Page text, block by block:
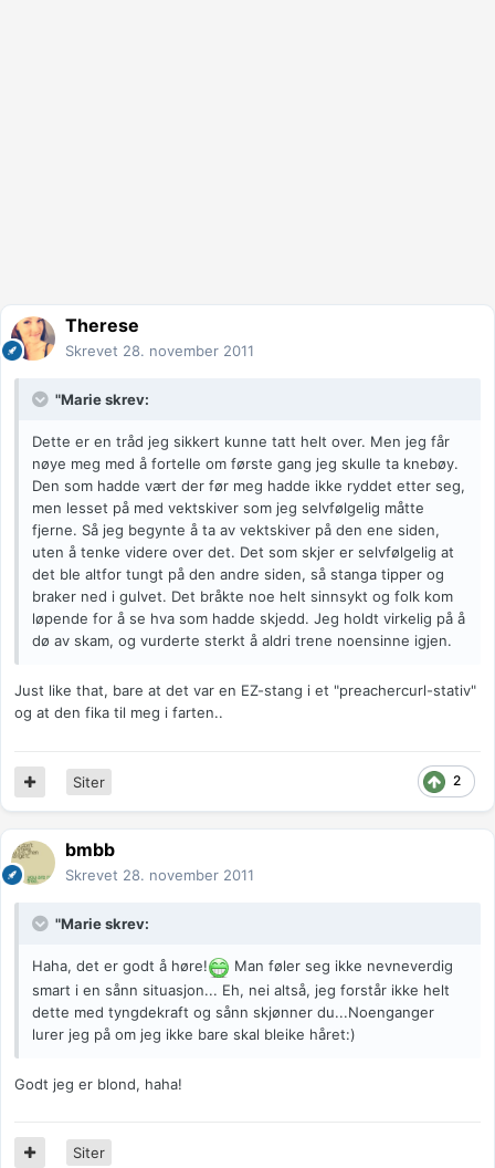
Therese
Skrevet 28. november 2011
"Marie skrev:
Dette er en tråd jeg sikkert kunne tatt helt over. Men jeg får
nøye meg med å fortelle om første gang jeg skulle ta knebøy.
Den som hadde vært der før meg hadde ikke ryddet etter seg,
men lesset på med vektskiver som jeg selvfølgelig måtte
fjerne. Så jeg begynte å ta av vektskiver på den ene siden,
uten å tenke videre over det. Det som skjer er selvfølgelig at
det ble altfor tungt på den andre siden, så stanga tipper og
braker ned i gulvet. Det bråkte noe helt sinnsykt og folk kom
løpende for å se hva som hadde skjedd. Jeg holdt virkelig på å
dø av skam, og vurderte sterkt å aldri trene noensinne igjen.
Just like that, bare at det var en EZ-stang i et "preachercurl-stativ"
og at den fika til meg i farten..
2
Siter
bmbb
Skrevet 28. november 2011
"Marie skrev:
Haha, det er godt å høre!
Man føler seg ikke nevneverdig
smart i en sånn situasjon... Eh, nei altså, jeg forstår ikke helt
dette med tyngdekraft og sånn skjønner du...Noenganger
lurer jeg på om jeg ikke bare skal bleike håret:)
Godt jeg er blond, haha!
Siter